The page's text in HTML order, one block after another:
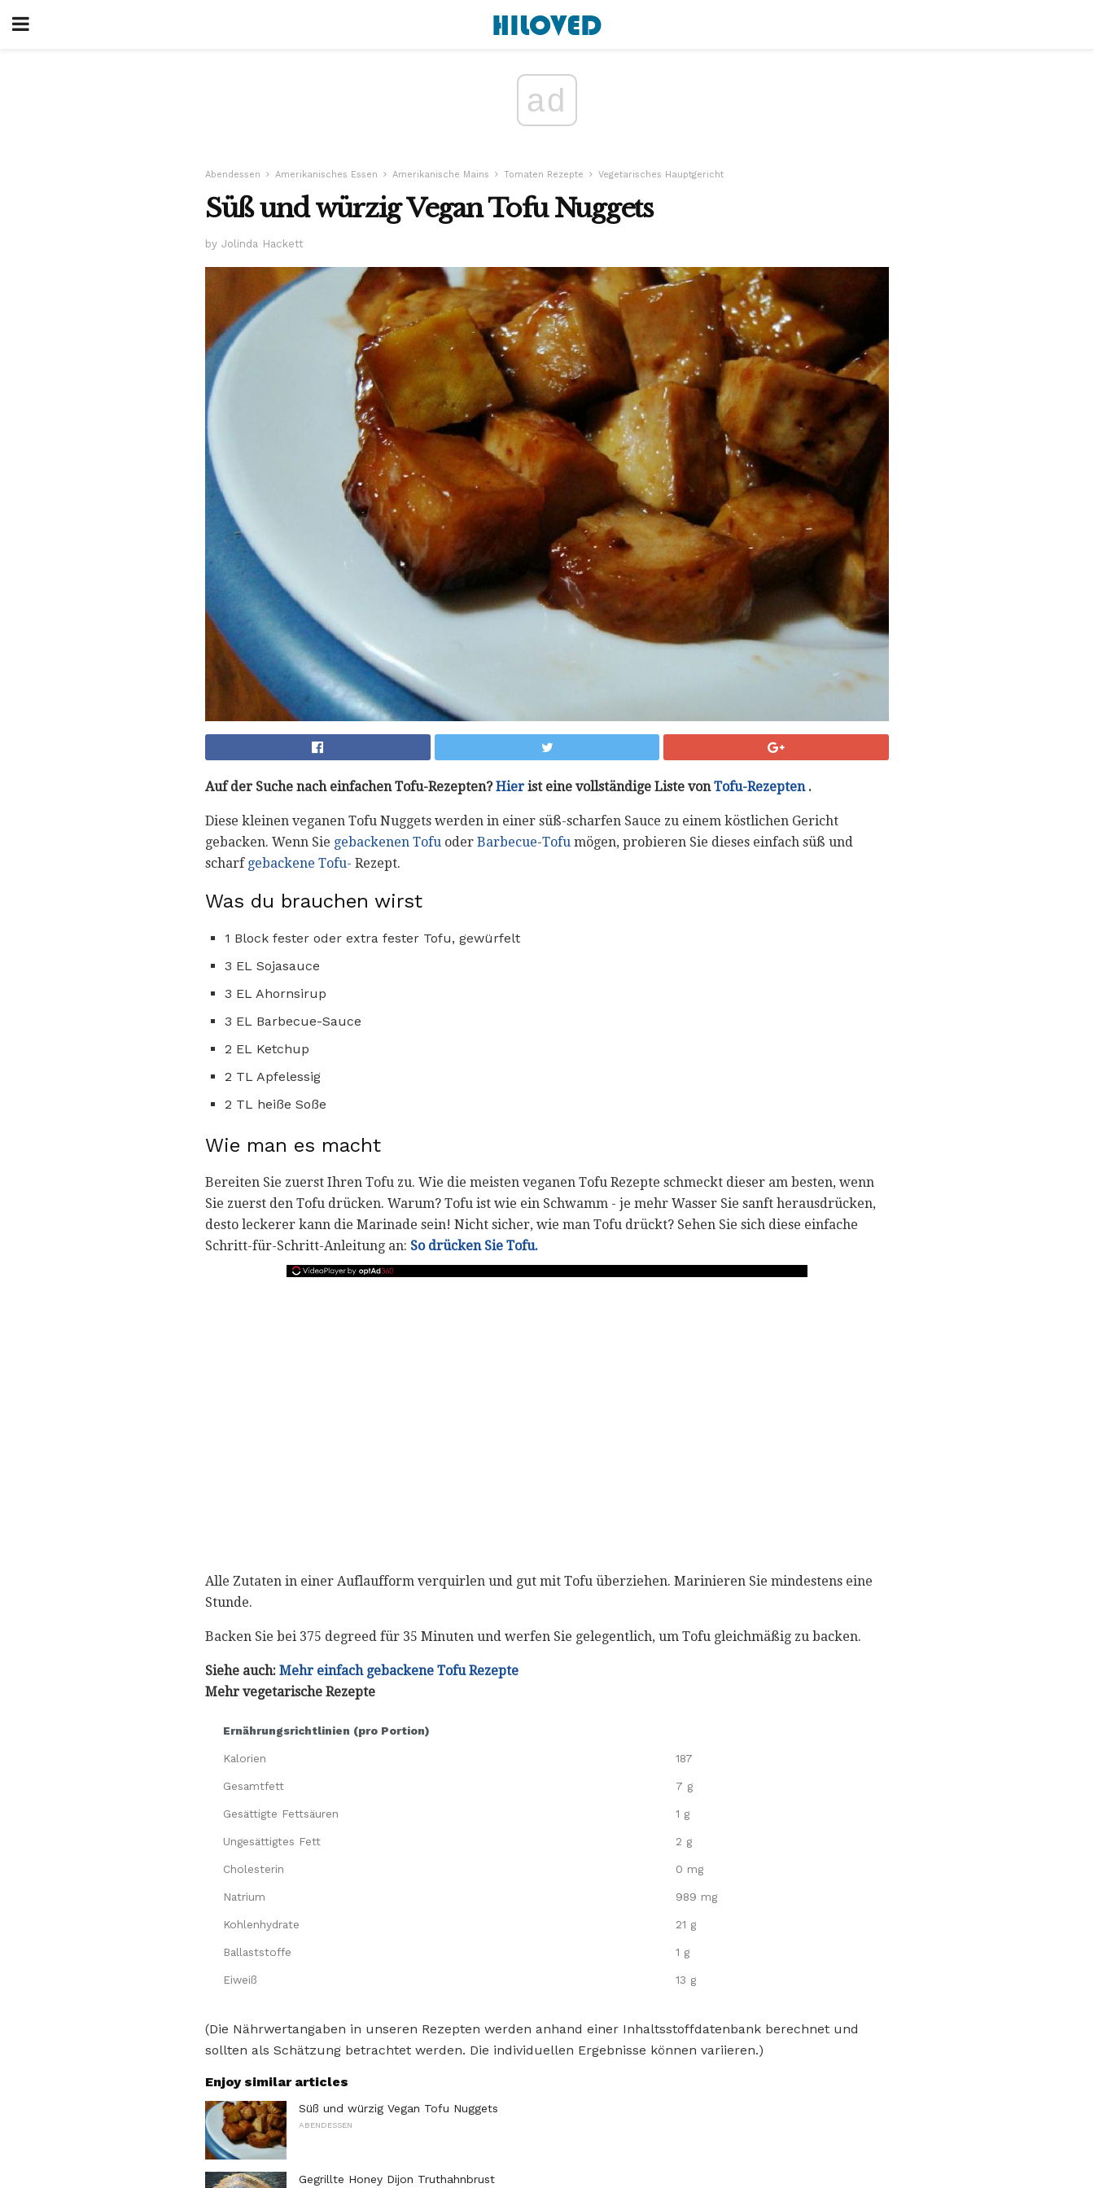
ad
Abendessen Amerikanisches Essen Amerikanische Mains Tomaten Rezepte Vegetarisches Hauptgericht
Süß und würzig Vegan Tofu Nuggets
by Jolinda Hackett
Auf der Suche nach einfachen Tofu-Rezepten? Hier ist eine vollständige Liste vonTofu-Rezepten.
Diese kleinen veganen Tofu Nuggets werden in einer süß-scharfen Sauce zu einem köstlichen Gericht
gebacken. Wenn Sie gebackenen Tofu oder Barbecue-Tofu mögen, probieren Sie dieses einfach süß und
scharf gebackene Tofu- Rezept.
Was du brauchen wirst
1 Block fester oder extra fester Tofu, gewürfelt
3 EL Sojasauce
3 EL Ahornsirup
3 EL Barbecue-Sauce
2 EL Ketchup
2 TL Apfelessig
2 TL heiße Soße
Wie man es macht
Bereiten Sie zuerst Ihren Tofu zu. Wie die meisten veganen Tofu Rezepte schmeckt dieser am besten, wenn
Sie zuerst den Tofu drücken. Warum? Tofu ist wie ein Schwamm - je mehr Wasser Sie sanft herausdrücken,
desto leckerer kann die Marinade sein! Nicht sicher, wie man Tofu drückt? Sehen Sie sich diese einfache
Schritt-für-Schritt-Anleitung an: So drücken Sie Tofu.
Alle Zutaten in einer Auflaufform verquirlen und gut mit Tofu überziehen. Marinieren Sie mindestens eine
Stunde.
Backen Sie bei 375 degreed für 35 Minuten und werfen Sie gelegentlich, um Tofu gleichmäßig zu backen.
Siehe auch: Mehr einfach gebackene Tofu Rezepte
Mehr vegetarische Rezepte
Ernährungsrichtlinien (pro Portion)
Kalorien 187
Gesamtfett 7 g
Gesättigte Fettsäuren 1 g
Ungesättigtes Fett 2 g
Cholesterin 0 mg
Natrium 989 mg
Kohlenhydrate 21 g
Ballaststoffe 1 g
Eiweiß 13 g
(Die Nährwertangaben in unseren Rezepten werden anhand einer Inhaltsstoffdatenbank berechnet und
sollten als Schätzung betrachtet werden. Die individuellen Ergebnisse können variieren.)
Enjoy similar articles
Süß und würzig Vegan Tofu Nuggets
ABENDESSEN
Gegrillte Honey Dijon Truthahnbrust